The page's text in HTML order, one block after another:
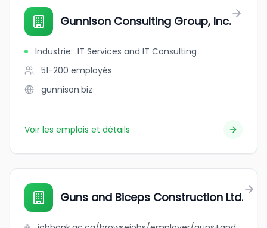
Gunnison Consulting Group, Inc.
Industrie: IT Services and IT Consulting
51-200 employés
gunnison.biz
Voir les emplois et détails
Guns and Biceps Construction Ltd.